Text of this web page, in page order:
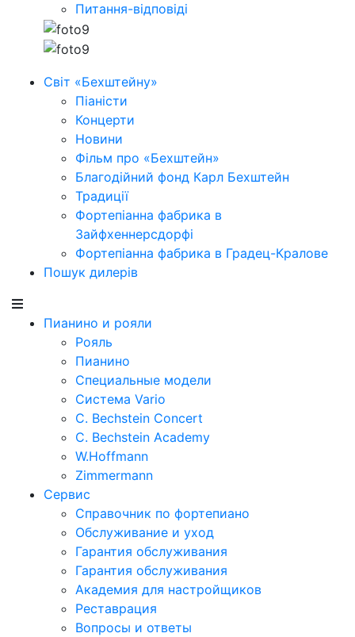
Питання-відповіді
Світ «Бехштейну»
Піаністи
Концерти
Новини
Фільм про «Бехштейн»
Благодійний фонд Карл Бехштейн
Традиції
Фортепіанна фабрика в
Зайфхеннерсдорфi
Фортепіанна фабрика в Градец-Кралове
Пошук дилерів
Пианино и рояли
Рояль
Пианино
Специальные модели
Система Vario
C. Bechstein Concert
C. Bechstein Academy
W.Hoffmann
Zimmermann
Сервис
Справочник по фортепиано
Обслуживание и уход
Гарантия обслуживания
Гарантия обслуживания
Академия для настройщиков
Реставрация
Вопросы и ответы